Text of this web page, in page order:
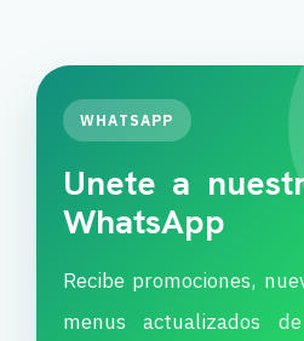
WHATSAPP
Unete a
WhatsApp
Recibe promociones,
menus actualizados